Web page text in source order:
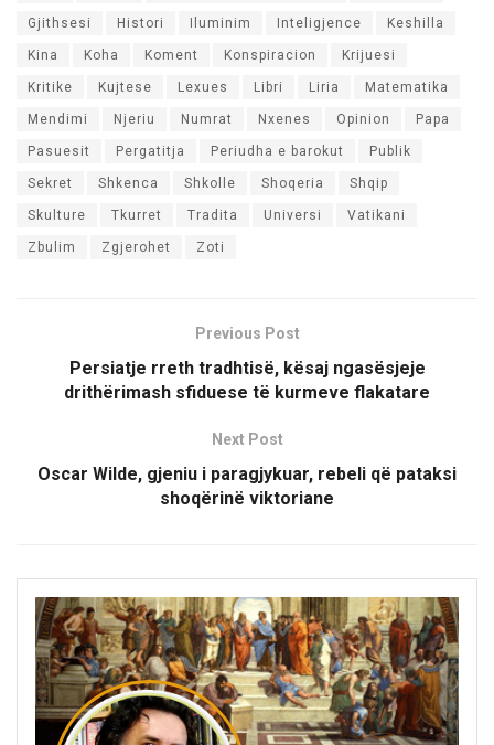
Gjithsesi Histori Iluminim Inteligjence Keshilla
Kina Koha Koment Konspiracion Krijuesi
Kritike Kujtese Lexues Libri Liria Matematika
Mendimi Njeriu Numrat Nxenes Opinion Papa
Pasuesit Pergatitja Periudha e barokut Publik
Sekret Shkenca Shkolle Shoqeria Shqip
Skulture Tkurret Tradita Universi Vatikani
Zbulim Zgjerohet Zoti
Previous Post
Persiatje rreth tradhtisë, kësaj ngasësjeje
drithërimash sfiduese të kurmeve flakatare
Next Post
Oscar Wilde, gjeniu i paragjykuar, rebeli që pataksi
shoqërinë viktoriane